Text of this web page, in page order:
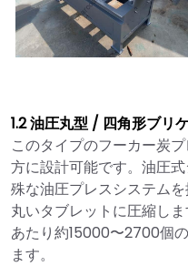
1.2 油圧丸型 / 四角形ブリ
このタイプのフーカー炭
方に設計可能です。油圧
殊な油圧プレスシステム
丸いタブレットに圧縮し
あたり約15000〜2700個
ます。